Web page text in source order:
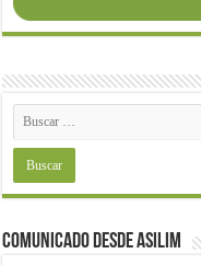
Comunicado desde Asilim